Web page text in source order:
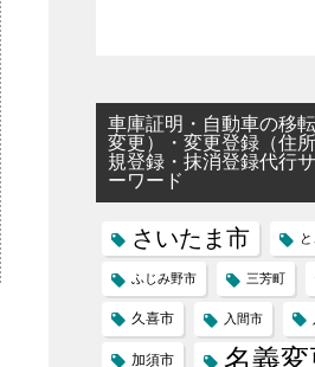
車庫証明・自動車の移
変更）・変更登録（住
規登録・抹消登録代行
ーワード
さいたま市
ふじみ野市 三芳町
久喜市 入間市
加須市 名義変